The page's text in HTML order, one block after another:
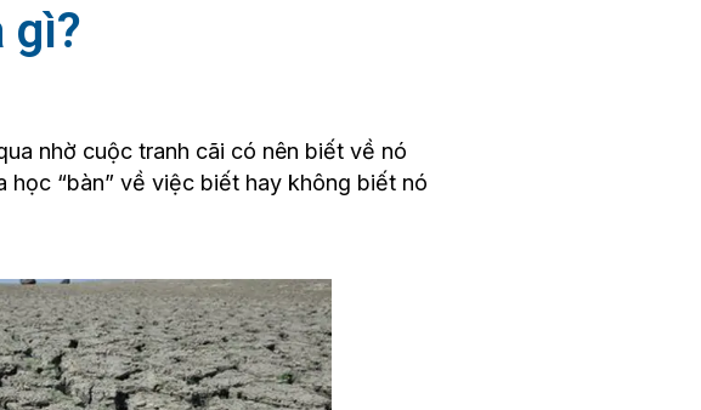
gì?
nhờ cuộc tranh cãi có nên biết về nó
học “bàn” về việc biết hay không biết nó